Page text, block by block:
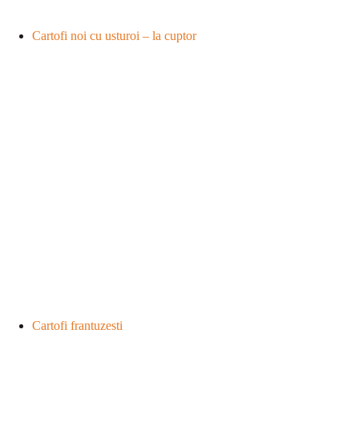
Cartofi noi cu usturoi – la cuptor
Cartofi frantuzesti